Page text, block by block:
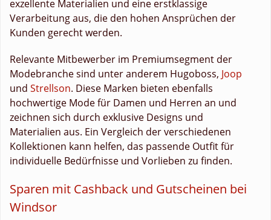
exzellente Materialien und eine erstklassige
Verarbeitung aus, die den hohen Ansprüchen der
Kunden gerecht werden.
Relevante Mitbewerber im Premiumsegment der
Modebranche sind unter anderem Hugoboss, Joop
und Strellson. Diese Marken bieten ebenfalls
hochwertige Mode für Damen und Herren an und
zeichnen sich durch exklusive Designs und
Materialien aus. Ein Vergleich der verschiedenen
Kollektionen kann helfen, das passende Outfit für
individuelle Bedürfnisse und Vorlieben zu finden.
Sparen mit Cashback und Gutscheinen bei
Windsor